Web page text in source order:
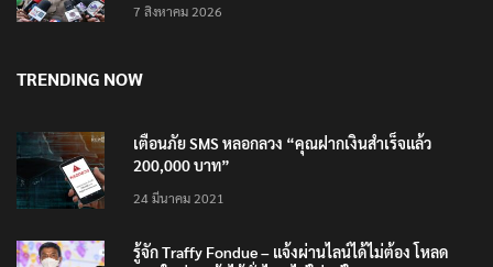
7 สิงหาคม 2026
TRENDING NOW
เตือนภัย SMS หลอกลวง “คุณฝากเงินสำเร็จแล้ว
200,000 บาท”
24 มีนาคม 2021
รู้จัก Traffy Fondue – แจ้งผ่านไลน์ได้ไม่ต้อง โหลด